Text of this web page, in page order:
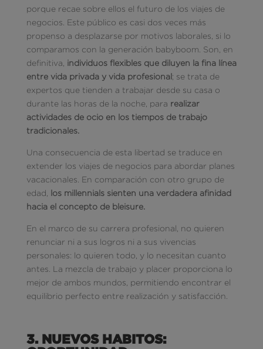
porque recae sobre ellos el futuro de los viajes de
negocios. Este público es casi dos veces más
propenso a desplazarse por motivos laborales, si lo
comparamos con la generación babyboom. Son, en
definitiva, individuos flexibles que diluyen la fina línea
entre vida privada y vida profesional ; se trata de
expertos que tienden a trabajar desde su casa o
durante las horas de la noche, para realizar
actividades de ocio en los tiempos de trabajo
tradicionales.
Una consecuencia de esta libertad se traduce en
extender los viajes de negocios para abordar planes
vacacionales. En comparación con otro grupo de
edad,
los millennials sienten una verdadera afinidad
hacia el concepto de bleisure.
En el marco de su carrera profesional, no quieren
renunciar ni a sus logros ni a sus vivencias
personales: lo quieren todo, y lo necesitan cuanto
antes. La mezcla de trabajo y placer proporciona lo
mejor de ambos mundos, permitiendo encontrar el
equilibrio perfecto entre realización y satisfacción.
3. NUEVOS HABITOS: